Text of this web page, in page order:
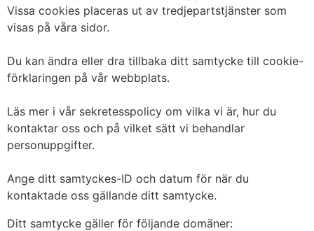
Vissa cookies placeras ut av tredjepartstjänster som
visas på våra sidor.
Du kan ändra eller dra tillbaka ditt samtycke till cookie-
förklaringen på vår webbplats.
Läs mer i vår sekretesspolicy om vilka vi är, hur du
kontaktar oss och på vilket sätt vi behandlar
personuppgifter.
Ange ditt samtyckes-ID och datum för när du
kontaktade oss gällande ditt samtycke.
Ditt samtycke gäller för följande domäner: